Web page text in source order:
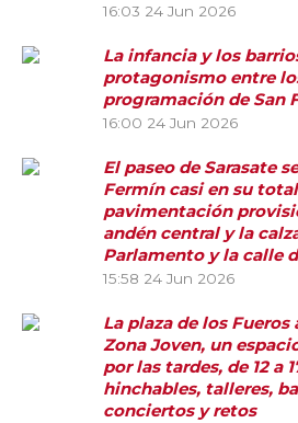
16:03 24 Jun 2026
La infancia y los
protagonismo entre
programación de San
16:00 24 Jun 2026
El paseo de Sarasate
Fermín casi en su
pavimentación
andén central y la
Parlamento y la calle
15:58 24 Jun 2026
La plaza de los
Zona Joven, un
por las tardes, de 12 a
hinchables, talleres,
conciertos y retos